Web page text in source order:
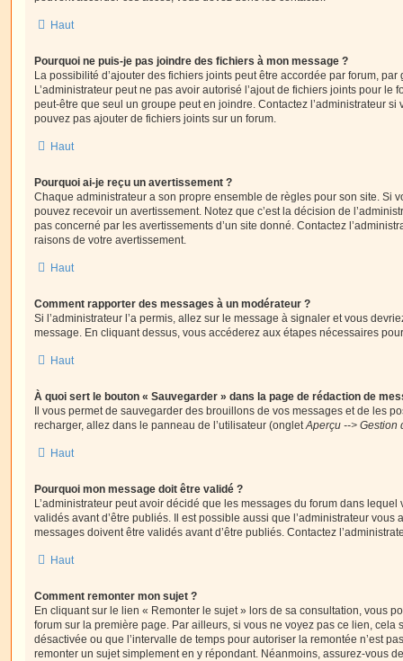
Haut
Pourquoi ne puis-je pas joindre des fichiers à mon message ?
La possibilité d’ajouter des fichiers joints peut être accordée par forum,
L’administrateur peut ne pas avoir autorisé l’ajout de fichiers joints pour le
peut-être que seul un groupe peut en joindre. Contactez l’administrateur
pouvez pas ajouter de fichiers joints sur un forum.
Haut
Pourquoi ai-je reçu un avertissement ?
Chaque administrateur a son propre ensemble de règles pour son site. Si
pouvez recevoir un avertissement. Notez que c’est la décision de
pas concerné par les avertissements d’un site donné. Contactez
raisons de votre avertissement.
Haut
Comment rapporter des messages à un modérateur ?
Si l’administrateur l’a permis, allez sur le message à signaler et vous
message. En cliquant dessus, vous accéderez aux étapes nécessaires
Haut
À quoi sert le bouton « Sauvegarder » dans la page de rédaction de
Il vous permet de sauvegarder des brouillons de vos messages et de les
recharger, allez dans le panneau de l’utilisateur (ongletAperçu --> Gestion
Haut
Pourquoi mon message doit être validé ?
L’administrateur peut avoir décidé que les messages du forum dans lequel
validés avant d’être publiés. Il est possible aussi que l’administrateur vous
messages doivent être validés avant d’être publiés. Contactez
Haut
Comment remonter mon sujet ?
En cliquant sur le lien « Remonter le sujet » lors de sa consultation, vous
forum sur la première page. Par ailleurs, si vous ne voyez pas ce lien, cela
désactivée ou que l’intervalle de temps pour autoriser la remontée n’est
remonter un sujet simplement en y répondant. Néanmoins, assurez-vous